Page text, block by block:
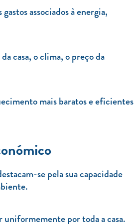
associados à energia,
casa, o clima, o preço da
mais baratos e eficientes
se pela sua capacidade
por toda a casa.